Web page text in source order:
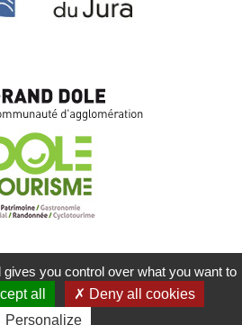
PLAN DU SITE
RÉALISATION KOREDGE
you control over what you want to
all
Deny all cookies
Personalize